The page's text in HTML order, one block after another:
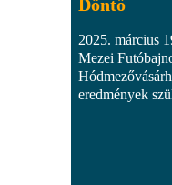
Döntő
2025. március
Mezei
eredmények